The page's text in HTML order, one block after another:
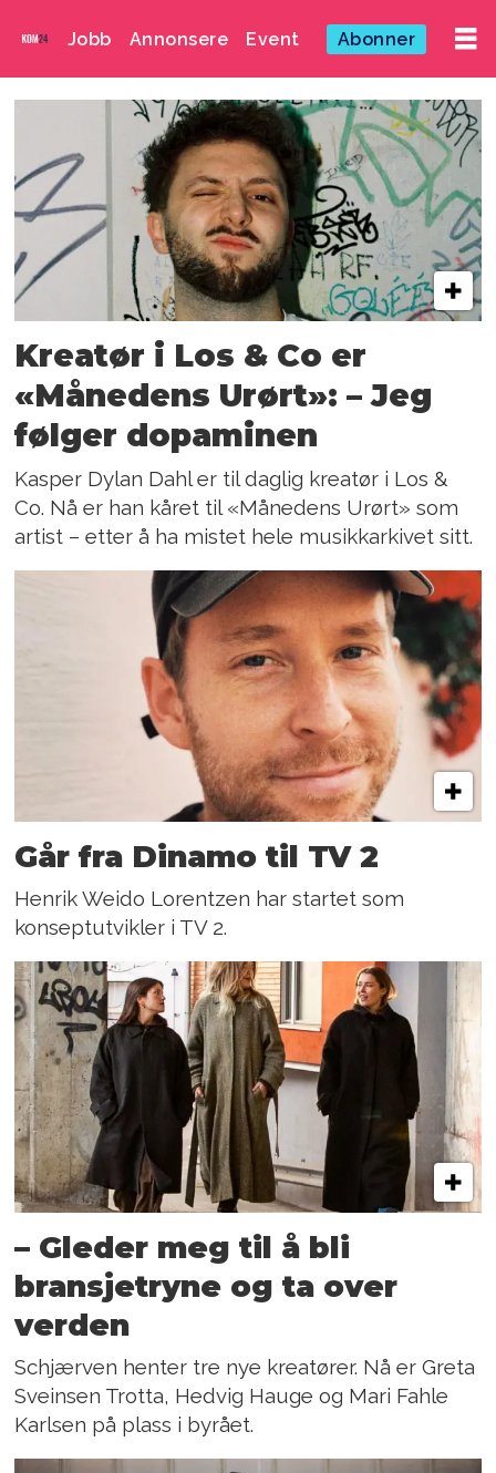
Jobb Annonsere Event Abonner
Emne:
kreatør
Kreatør i Los & Co er
«Månedens Urørt»: – Jeg
følger dopaminen
Kasper Dylan Dahl er til daglig kreatør i Los &
Co. Nå er han kåret til «Månedens Urørt» som
artist – etter å ha mistet hele musikkarkivet sitt.
Går fra Dinamo til TV 2
Henrik Weido Lorentzen har startet som
konseptutvikler i TV 2.
– Gleder meg til å bli
bransjetryne og ta over
verden
Schjærven henter tre nye kreatører. Nå er Greta
Sveinsen Trotta, Hedvig Hauge og Mari Fahle
Karlsen på plass i byrået.